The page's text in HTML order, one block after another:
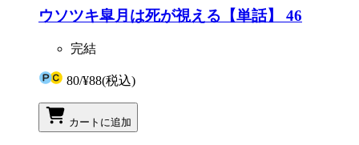
ウソツキ皐月は死が視える【単話】 46
完結
80/¥88(税込)
カートに追加